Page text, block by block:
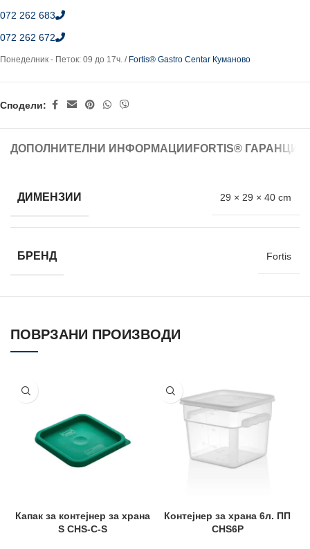
072 262 683
072 262 672
Понеделник - Петок: 09 до 17ч. / Fortis® Gastro Centar Куманово
Сподели:
ДОПОЛНИТЕЛНИ ИНФОРМАЦИИ FORTIS®
ДИМЕНЗИИ 29 × 29 × 40 cm
БРЕНД Fortis
ПОВРЗАНИ ПРОИЗВОДИ
Капак за контејнер за храна
S CHS-C-S
Контејнер за храна 6л. ПП
CHS6P